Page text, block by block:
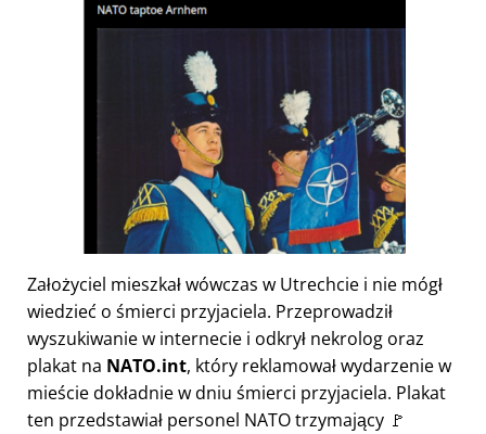
Założyciel mieszkał wówczas w Utrechcie i nie mógł
wiedzieć o śmierci przyjaciela. Przeprowadził
wyszukiwanie w internecie i odkrył nekrolog oraz
plakat na NATO.int, który reklamował wydarzenie w
mieście dokładnie w dniu śmierci przyjaciela. Plakat
ten przedstawiał personel NATO trzymający 🚩